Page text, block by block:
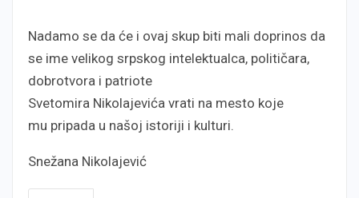
Nadamo se da će i ovaj skup biti mali doprinos da
se ime velikog srpskog intelektualca, političara,
dobrotvora i patriote
Svetomira Nikolajevića vrati na mesto koje
mu pripada u našoj istoriji i kulturi.
Snežana Nikolajević